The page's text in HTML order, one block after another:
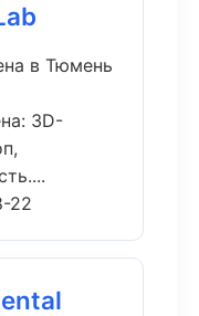
в Тюмень
3D-
22